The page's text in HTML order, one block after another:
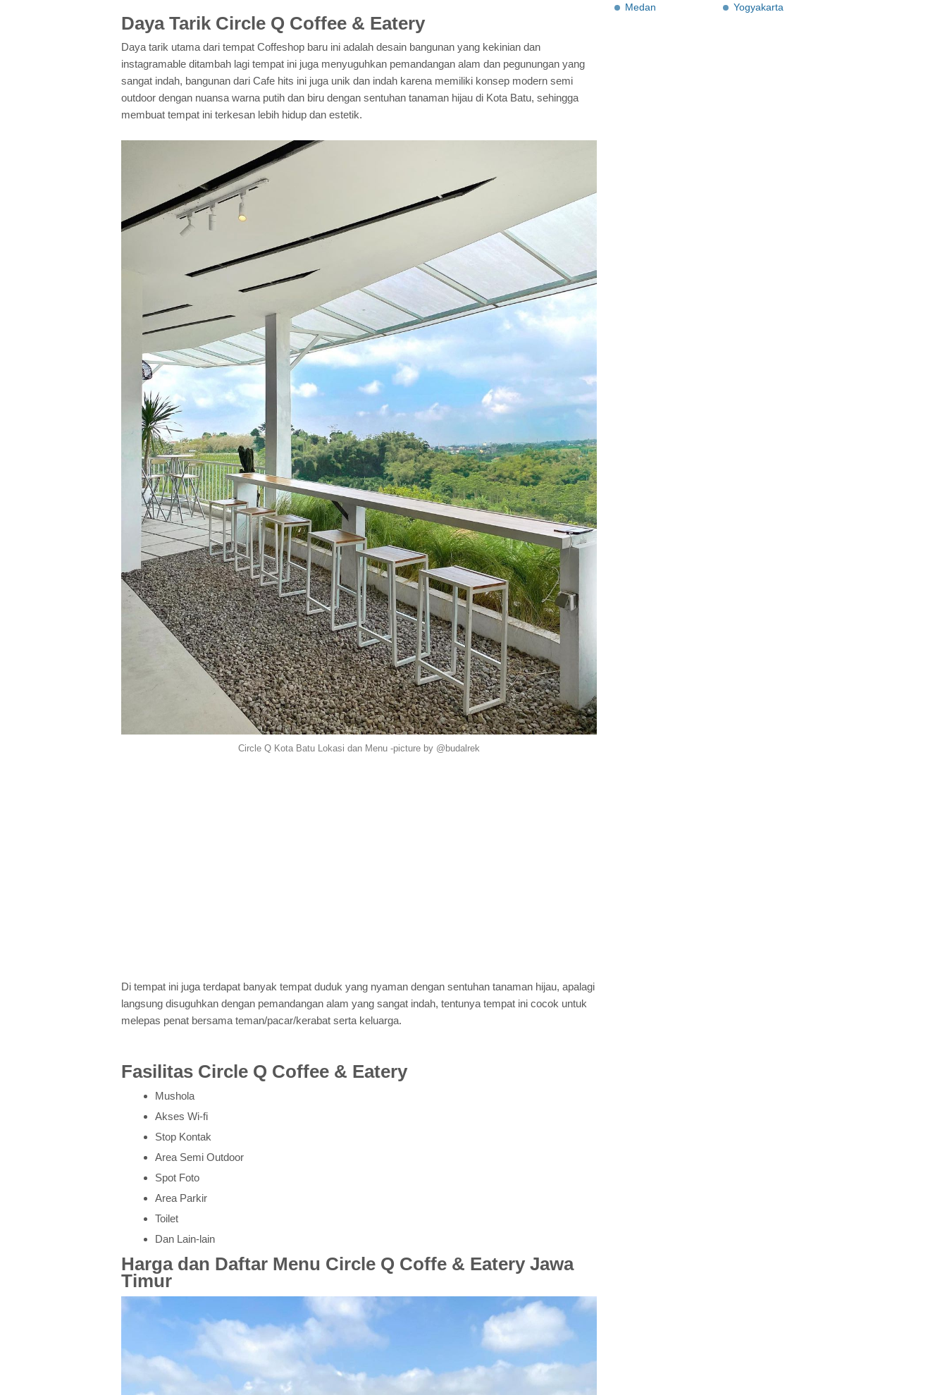
Daya Tarik Circle Q Coffee & Eatery
Daya tarik utama dari tempat Coffeshop baru ini adalah desain bangunan yang kekinian dan
instagramable ditambah lagi tempat ini juga menyuguhkan pemandangan alam dan pegunungan yang
sangat indah, bangunan dari Cafe hits ini juga unik dan indah karena memiliki konsep modern semi
outdoor dengan nuansa warna putih dan biru dengan sentuhan tanaman hijau di Kota Batu, sehingga
membuat tempat ini terkesan lebih hidup dan estetik.
Circle Q Kota Batu Lokasi dan Menu -picture by @budalrek
Di tempat ini juga terdapat banyak tempat duduk yang nyaman dengan sentuhan tanaman hijau, apalagi
langsung disuguhkan dengan pemandangan alam yang sangat indah, tentunya tempat ini cocok untuk
melepas penat bersama teman/pacar/kerabat serta keluarga.
Fasilitas Circle Q Coffee & Eatery
Mushola
Akses Wi-fi
Stop Kontak
Area Semi Outdoor
Spot Foto
Area Parkir
Toilet
Dan Lain-lain
Harga dan Daftar Menu Circle Q Coffe & Eatery Jawa
Timur
Medan
Yogyakarta